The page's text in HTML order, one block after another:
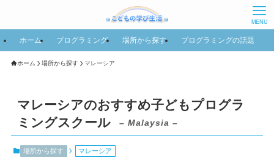
MENU
ホーム プログラミング 場所から探す プログラミングの話題
ホーム 場所から探す マレーシア
マレーシアのおすすめ子どもプログラ
ミングスクール
– Malaysia –
場所から探す マレーシア